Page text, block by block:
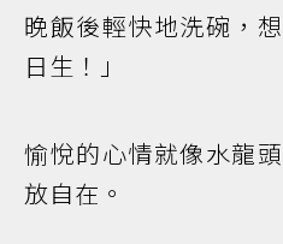
晚飯後輕快地洗碗，
日生！」
愉悅的心情就像水龍
放自在。